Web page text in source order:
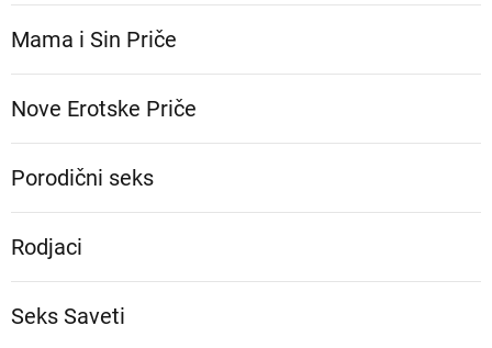
Mama i Sin Priče
Nove Erotske Priče
Porodični seks
Rodjaci
Seks Saveti